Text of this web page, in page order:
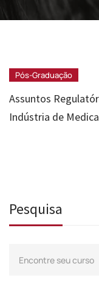
Pós-Graduação
Assuntos
Indústria de
Pesquisa